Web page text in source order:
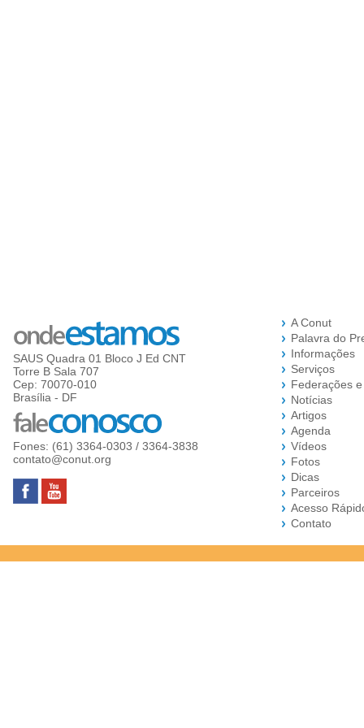
SAUS Quadra 01 Bloco J Ed CNT
Torre B Sala 707
Cep: 70070-010
Brasília - DF
Fones: (61) 3364-0303 / 3364-3838
contato@conut.org
A Conut
Palavra do
Informações
Serviços
Federações
Notícias
Artigos
Agenda
Vídeos
Fotos
Dicas
Parceiros
Acesso
Contato